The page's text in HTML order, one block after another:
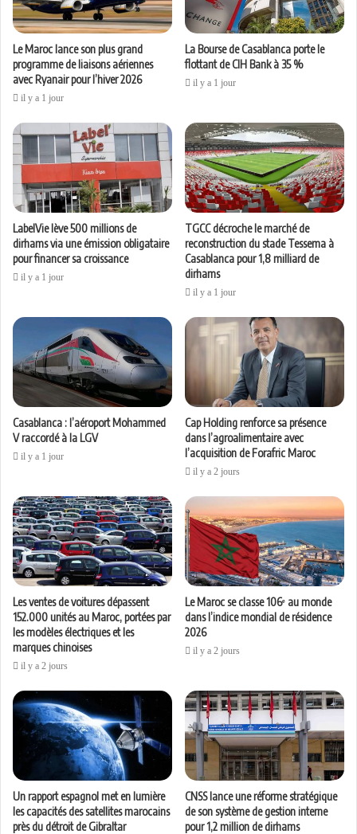
Le Maroc lance son plus grand
programme de liaisons aériennes
avec Ryanair pour l’hiver 2026
il y a 1 jour
La Bourse de Casablanca porte le
flottant de CIH Bank à 35 %
il y a 1 jour
LabelVie lève 500 millions de
dirhams via une émission obligataire
pour financer sa croissance
il y a 1 jour
TGCC décroche le marché de
reconstruction du stade Tessema à
Casablanca pour 1,8 milliard de
dirhams
il y a 1 jour
Casablanca : l’aéroport Mohammed
V raccordé à la LGV
il y a 1 jour
Cap Holding renforce sa présence
dans l’agroalimentaire avec
l’acquisition de Forafric Maroc
il y a 2 jours
Les ventes de voitures dépassent
152.000 unités au Maroc, portées par
les modèles électriques et les
marques chinoises
il y a 2 jours
Le Maroc se classe 106ᵉ au monde
dans l’indice mondial de résidence
2026
il y a 2 jours
Un rapport espagnol met en lumière
les capacités des satellites marocains
près du détroit de Gibraltar
CNSS lance une réforme stratégique
de son système de gestion interne
pour 1,2 million de dirhams